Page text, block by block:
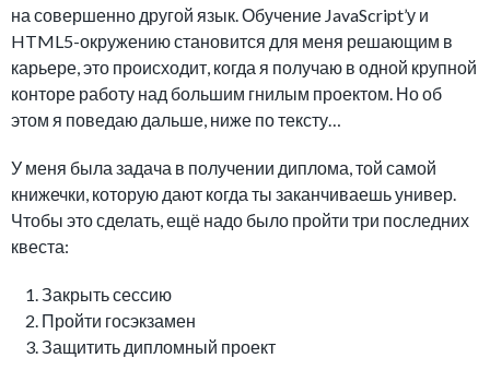
на совершенно другой язык. Обучение JavaScript’у и
HTML5-окружению становится для меня решающим в
карьере, это происходит, когда я получаю в одной крупной
конторе работу над большим гнилым проектом. Но об
этом я поведаю дальше, ниже по тексту…
У меня была задача в получении диплома, той самой
книжечки, которую дают когда ты заканчиваешь универ.
Чтобы это сделать, ещё надо было пройти три последних
квеста:
Закрыть сессию
Пройти госэкзамен
Защитить дипломный проект